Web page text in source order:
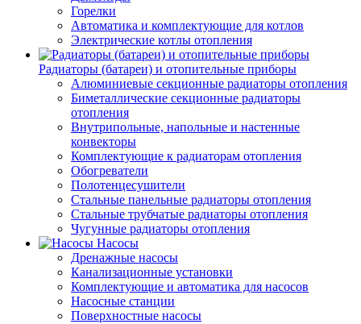
Горелки
Автоматика и комплектующие для котлов
Электрические котлы отопления
Радиаторы (батареи) и отопительные приборы
Алюминиевые секционные радиаторы отопления
Биметаллические секционные радиаторы
отопления
Внутрипольные, напольные и настенные
конвекторы
Комплектующие к радиаторам отопления
Обогреватели
Полотенцесушители
Стальные панельные радиаторы отопления
Стальные трубчатые радиаторы отопления
Чугунные радиаторы отопления
Насосы
Дренажные насосы
Канализационные установки
Комплектующие и автоматика для насосов
Насосные станции
Поверхностные насосы